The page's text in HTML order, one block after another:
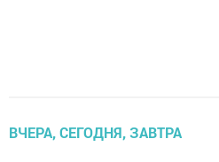
ВЧЕРА, СЕГОДНЯ, ЗАВТРА